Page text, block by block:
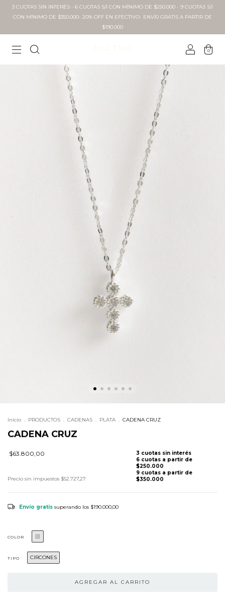
3 CUOTAS SIN INTERÉS - 6 CUOTAS S/I CON MÍNIMO DE $250.000 - 9 CUOTAS S/I
CON MÍNIMO DE $350.000- 20% OFF EN EFECTIVO- ENVÍ0 GRATIS A PARTIR DE
$190.000
0
Inicio . PRODUCTOS . CADENAS . PLATA . CADENA CRUZ
CADENA CRUZ
$63.800,00
Precio sin impuestos $52.727,27
Envío gratis superando los $190.000,00
COLOR
TIPO CIRCONES